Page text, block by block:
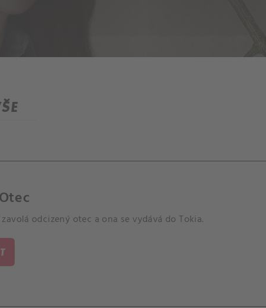
odcizený otec a ona se vydává do Tokia.